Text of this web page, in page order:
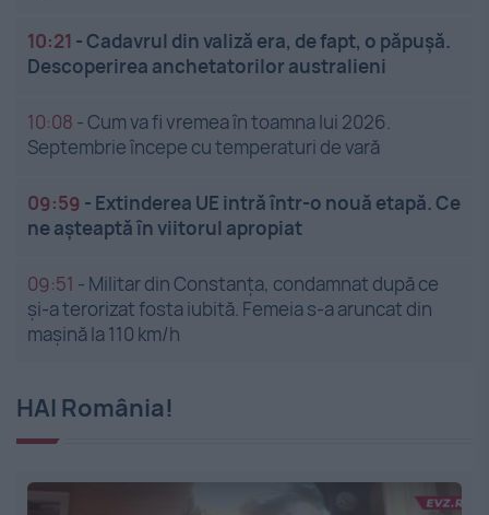
10:21 -Cadavrul din valiză era, de fapt, o păpușă.
Descoperirea anchetatorilor australieni
10:08 -Cum va fi vremea în toamna lui 2026.
Septembrie începe cu temperaturi de vară
09:59 - Extinderea UE intră într-o nouă etapă. Ce
ne așteaptă în viitorul apropiat
09:51 - Militar din Constanța, condamnat după ce
și-a terorizat fosta iubită. Femeia s-a aruncat din
mașină la 110 km/h
HAI România!